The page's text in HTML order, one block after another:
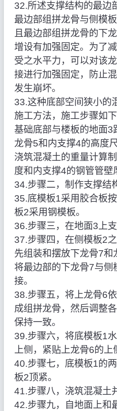
32.所述支撑结构的最边
最边部组拼龙骨与侧模
且最边部组拼龙骨的下
增设有加强固定。为了
受之水平力，可以对该
接进行加强固定，防止
发生崩坏。
33.这种底部空间狭小的
施工方法，施工步骤如
基础底部与楼板的地面3
龙骨5和内支撑4的高度
浇筑混凝土的重量计算
度和内支撑4的钢管管壁
34.步骤二，制作支撑结
35.底模板1采用胶合板
板2采用钢模板。
36.步骤三，在地面3上
37.步骤四，在侧模板2
先组装和摆放下龙骨7和
将最边部的下龙骨7与侧
接。
38.步骤五，将上龙骨6
成组拼龙骨，然后调整
保持一致。
39.步骤六，将底模板1
上侧，紧贴上龙骨6的上
40.步骤七，底模板1的
板2顶紧。
41.步骤八，浇筑混凝土
42.步骤九，自地面上和